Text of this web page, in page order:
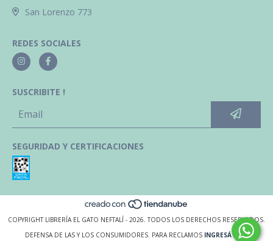
San Lorenzo 773
REDES SOCIALES
SUSCRIBITE !
SEGURIDAD Y CERTIFICACIONES
COPYRIGHT LIBRERÍA EL GATO NEFTALÍ - 2026. TODOS LOS DERECHOS RESERVADOS.
DEFENSA DE LAS Y LOS CONSUMIDORES. PARA RECLAMOS INGRESÁ ACÁ.